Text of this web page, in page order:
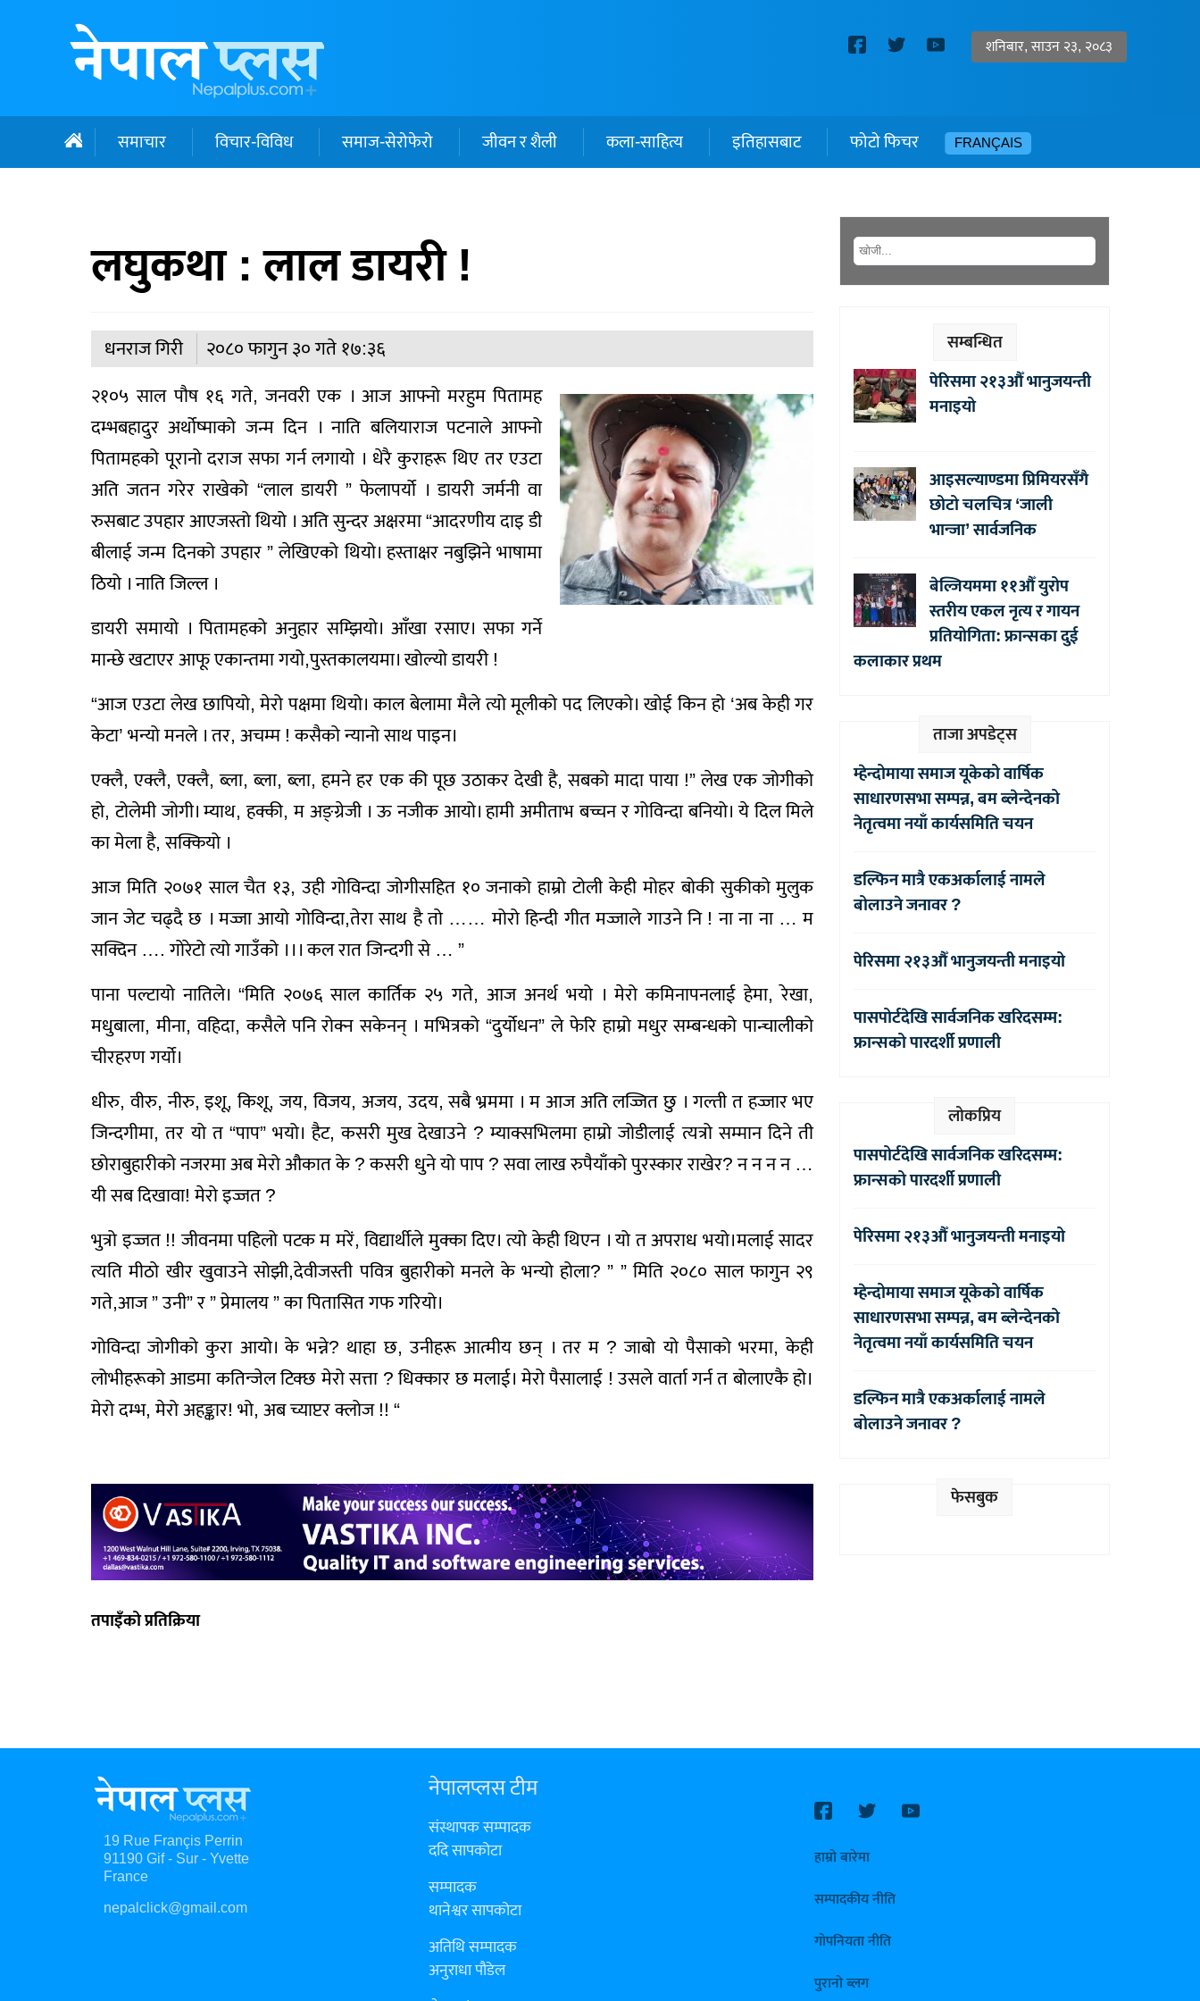
शनिबार, साउन २३, २०८३
समाचार विचार-विविध समाज-सेरोफेरो जीवन र शैली कला-साहित्य इतिहासबाट फोटो फिचर FRANÇAIS
लघुकथा : लाल डायरी !
धनराज गिरी
२०८० फागुन ३० गते १७:३६
२१०५ साल पौष १६ गते, जनवरी एक । आज आफ्नो मरहुम पितामह
दम्भबहादुर अर्थोष्माको जन्म दिन । नाति बलियाराज पटनाले आफ्नो
पितामहको पूरानो दराज सफा गर्न लगायो । धेरै कुराहरू थिए तर एउटा
अति जतन गरेर राखेको “लाल डायरी ” फेलापर्यो । डायरी जर्मनी वा
रुसबाट उपहार आएजस्तो थियो । अति सुन्दर अक्षरमा “आदरणीय दाइ डी
बीलाई जन्म दिनको उपहार ” लेखिएको थियो। हस्ताक्षर नबुझिने भाषामा
ठियो । नाति जिल्ल ।
डायरी समायो । पितामहको अनुहार सम्झियो। आँखा रसाए। सफा गर्ने
मान्छे खटाएर आफू एकान्तमा गयो,पुस्तकालयमा। खोल्यो डायरी !
“आज एउटा लेख छापियो, मेरो पक्षमा थियो। काल बेलामा मैले त्यो मूलीको पद लिएको। खोई किन हो ‘अब केही गर
केटा’ भन्यो मनले । तर, अचम्म ! कसैको न्यानो साथ पाइन।
एक्लै, एक्लै, एक्लै, ब्ला, ब्ला, ब्ला, हमने हर एक की पूछ उठाकर देखी है, सबको मादा पाया !” लेख एक जोगीको
हो, टोलेमी जोगी। म्याथ, हक्की, म अङ्ग्रेजी । ऊ नजीक आयो। हामी अमीताभ बच्चन र गोविन्दा बनियो। ये दिल मिले
का मेला है, सक्कियो ।
आज मिति २०७१ साल चैत १३, उही गोविन्दा जोगीसहित १० जनाको हाम्रो टोली केही मोहर बोकी सुकीको मुलुक
जान जेट चढ्दै छ । मज्जा आयो गोविन्दा,तेरा साथ है तो …… मोरो हिन्दी गीत मज्जाले गाउने नि ! ना ना ना … म
सक्दिन …. गोरेटो त्यो गाउँको ।।। कल रात जिन्दगी से … ”
पाना पल्टायो नातिले। “मिति २०७६ साल कार्तिक २५ गते, आज अनर्थ भयो । मेरो कमिनापनलाई हेमा, रेखा,
मधुबाला, मीना, वहिदा, कसैले पनि रोक्न सकेनन् । मभित्रको “दुर्योधन” ले फेरि हाम्रो मधुर सम्बन्धको पान्चालीको
चीरहरण गर्यो।
धीरु, वीरु, नीरु, इशू, किशू, जय, विजय, अजय, उदय, सबै भ्रममा । म आज अति लज्जित छु । गल्ती त हज्जार भए
जिन्दगीमा, तर यो त “पाप” भयो। हैट, कसरी मुख देखाउने ? म्याक्सभिलमा हाम्रो जोडीलाई त्यत्रो सम्मान दिने ती
छोराबुहारीको नजरमा अब मेरो औकात के ? कसरी धुने यो पाप ? सवा लाख रुपैयाँको पुरस्कार राखेर? न न न न …
यी सब दिखावा! मेरो इज्जत ?
भुत्रो इज्जत !! जीवनमा पहिलो पटक म मरें, विद्यार्थीले मुक्का दिए। त्यो केही थिएन । यो त अपराध भयो।मलाई सादर
त्यति मीठो खीर खुवाउने सोझी,देवीजस्ती पवित्र बुहारीको मनले के भन्यो होला? ” ” मिति २०८० साल फागुन २९
गते,आज ” उनी” र ” प्रेमालय ” का पितासित गफ गरियो।
गोविन्दा जोगीको कुरा आयो। के भन्ने? थाहा छ, उनीहरू आत्मीय छन् । तर म ? जाबो यो पैसाको भरमा, केही
लोभीहरूको आडमा कतिन्जेल टिक्छ मेरो सत्ता ? धिक्कार छ मलाई। मेरो पैसालाई ! उसले वार्ता गर्न त बोलाएकै हो।
मेरो दम्भ, मेरो अहङ्कार! भो, अब च्याप्टर क्लोज !! “
तपाइँको प्रतिक्रिया
सम्बन्धित
पेरिसमा २१३औँ भानुजयन्ती
मनाइयो
आइसल्याण्डमा प्रिमियरसँगै
छोटो चलचित्र ‘जाली
भान्जा’ सार्वजनिक
बेल्जियममा ११औँ युरोप
स्तरीय एकल नृत्य र गायन
प्रतियोगिता: फ्रान्सका दुई
कलाकार प्रथम
ताजा अपडेट्स
म्हेन्दोमाया समाज यूकेको वार्षिक
साधारणसभा सम्पन्न, बम ब्लेन्देनको
नेतृत्वमा नयाँ कार्यसमिति चयन
डल्फिन मात्रै एकअर्कालाई नामले
बोलाउने जनावर ?
पेरिसमा २१३औँ भानुजयन्ती मनाइयो
पासपोर्टदेखि सार्वजनिक खरिदसम्म:
फ्रान्सको पारदर्शी प्रणाली
लोकप्रिय
पासपोर्टदेखि सार्वजनिक खरिदसम्म:
फ्रान्सको पारदर्शी प्रणाली
पेरिसमा २१३औँ भानुजयन्ती मनाइयो
म्हेन्दोमाया समाज यूकेको वार्षिक
साधारणसभा सम्पन्न, बम ब्लेन्देनको
नेतृत्वमा नयाँ कार्यसमिति चयन
डल्फिन मात्रै एकअर्कालाई नामले
बोलाउने जनावर ?
फेसबुक
19 Rue Françis Perrin
91190 Gif - Sur - Yvette
France
nepalclick@gmail.com
नेपालप्लस टीम
संस्थापक सम्पादक
ददि सापकोटा
सम्पादक
थानेश्वर सापकोटा
अतिथि सम्पादक
अनुराधा पौडेल
हाम्रो बारेमा
सम्पादकीय नीति
गोपनियता नीति
पुरानो ब्लग